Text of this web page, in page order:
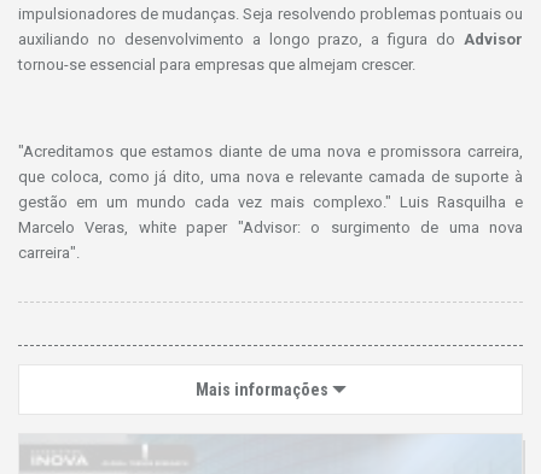
impulsionadores de mudanças. Seja resolvendo problemas pontuais ou
auxiliando no desenvolvimento a longo prazo, a figura do Advisor
tornou-se essencial para empresas que almejam crescer.
"Acreditamos que estamos diante de uma nova e promissora carreira,
que coloca, como já dito, uma nova e relevante camada de suporte à
gestão em um mundo cada vez mais complexo." Luis Rasquilha e
Marcelo Veras, white paper "Advisor: o surgimento de uma nova
carreira".
Mais informações